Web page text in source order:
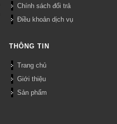
Chính sách đổi trả
Điều khoản dịch vụ
THÔNG TIN
Trang chủ
Giới thiệu
Sản phẩm